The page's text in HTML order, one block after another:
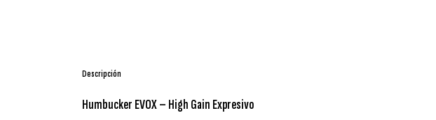
Descripción
Humbucker EVOX – High Gain Expresivo